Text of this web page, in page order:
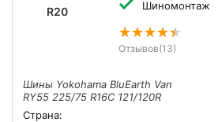
R20 Шиномонтаж
Отзывов(13)
Шины Yokohama BluEarth Van
RY55 225/75 R16C 121/120R
Страна: